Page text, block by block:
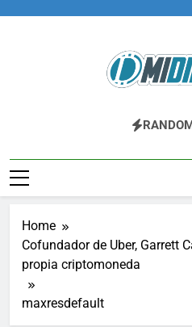
Fintech,
Home
Cofundador de Uber, Garrett
propia criptomoneda
maxresdefault